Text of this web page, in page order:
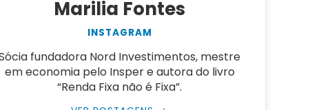
Marilia Fontes
INSTAGRAM
fundadora Nord Investimentos, mestre
em economia pelo Insper e autora do livro
“Renda Fixa não é Fixa”.